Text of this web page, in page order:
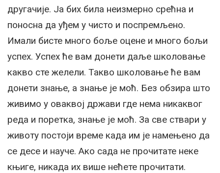
другачије. Ја бих била неизмерно срећна и
поносна да уђем у чисто и поспремљено.
Имали бисте много боље оцене и много бољи
успех. Успех ће вам донети даље школовање
какво сте желели. Такво школовање ће вам
донети знање, а знање је моћ. Без обзира што
живимо у оваквој држави где нема никаквог
реда и поретка, знање је моћ. За све ствари у
животу постоји време када им је намењено да
се десе и науче. Ако сада не прочитате неке
књиге, никада их више нећете прочитати.